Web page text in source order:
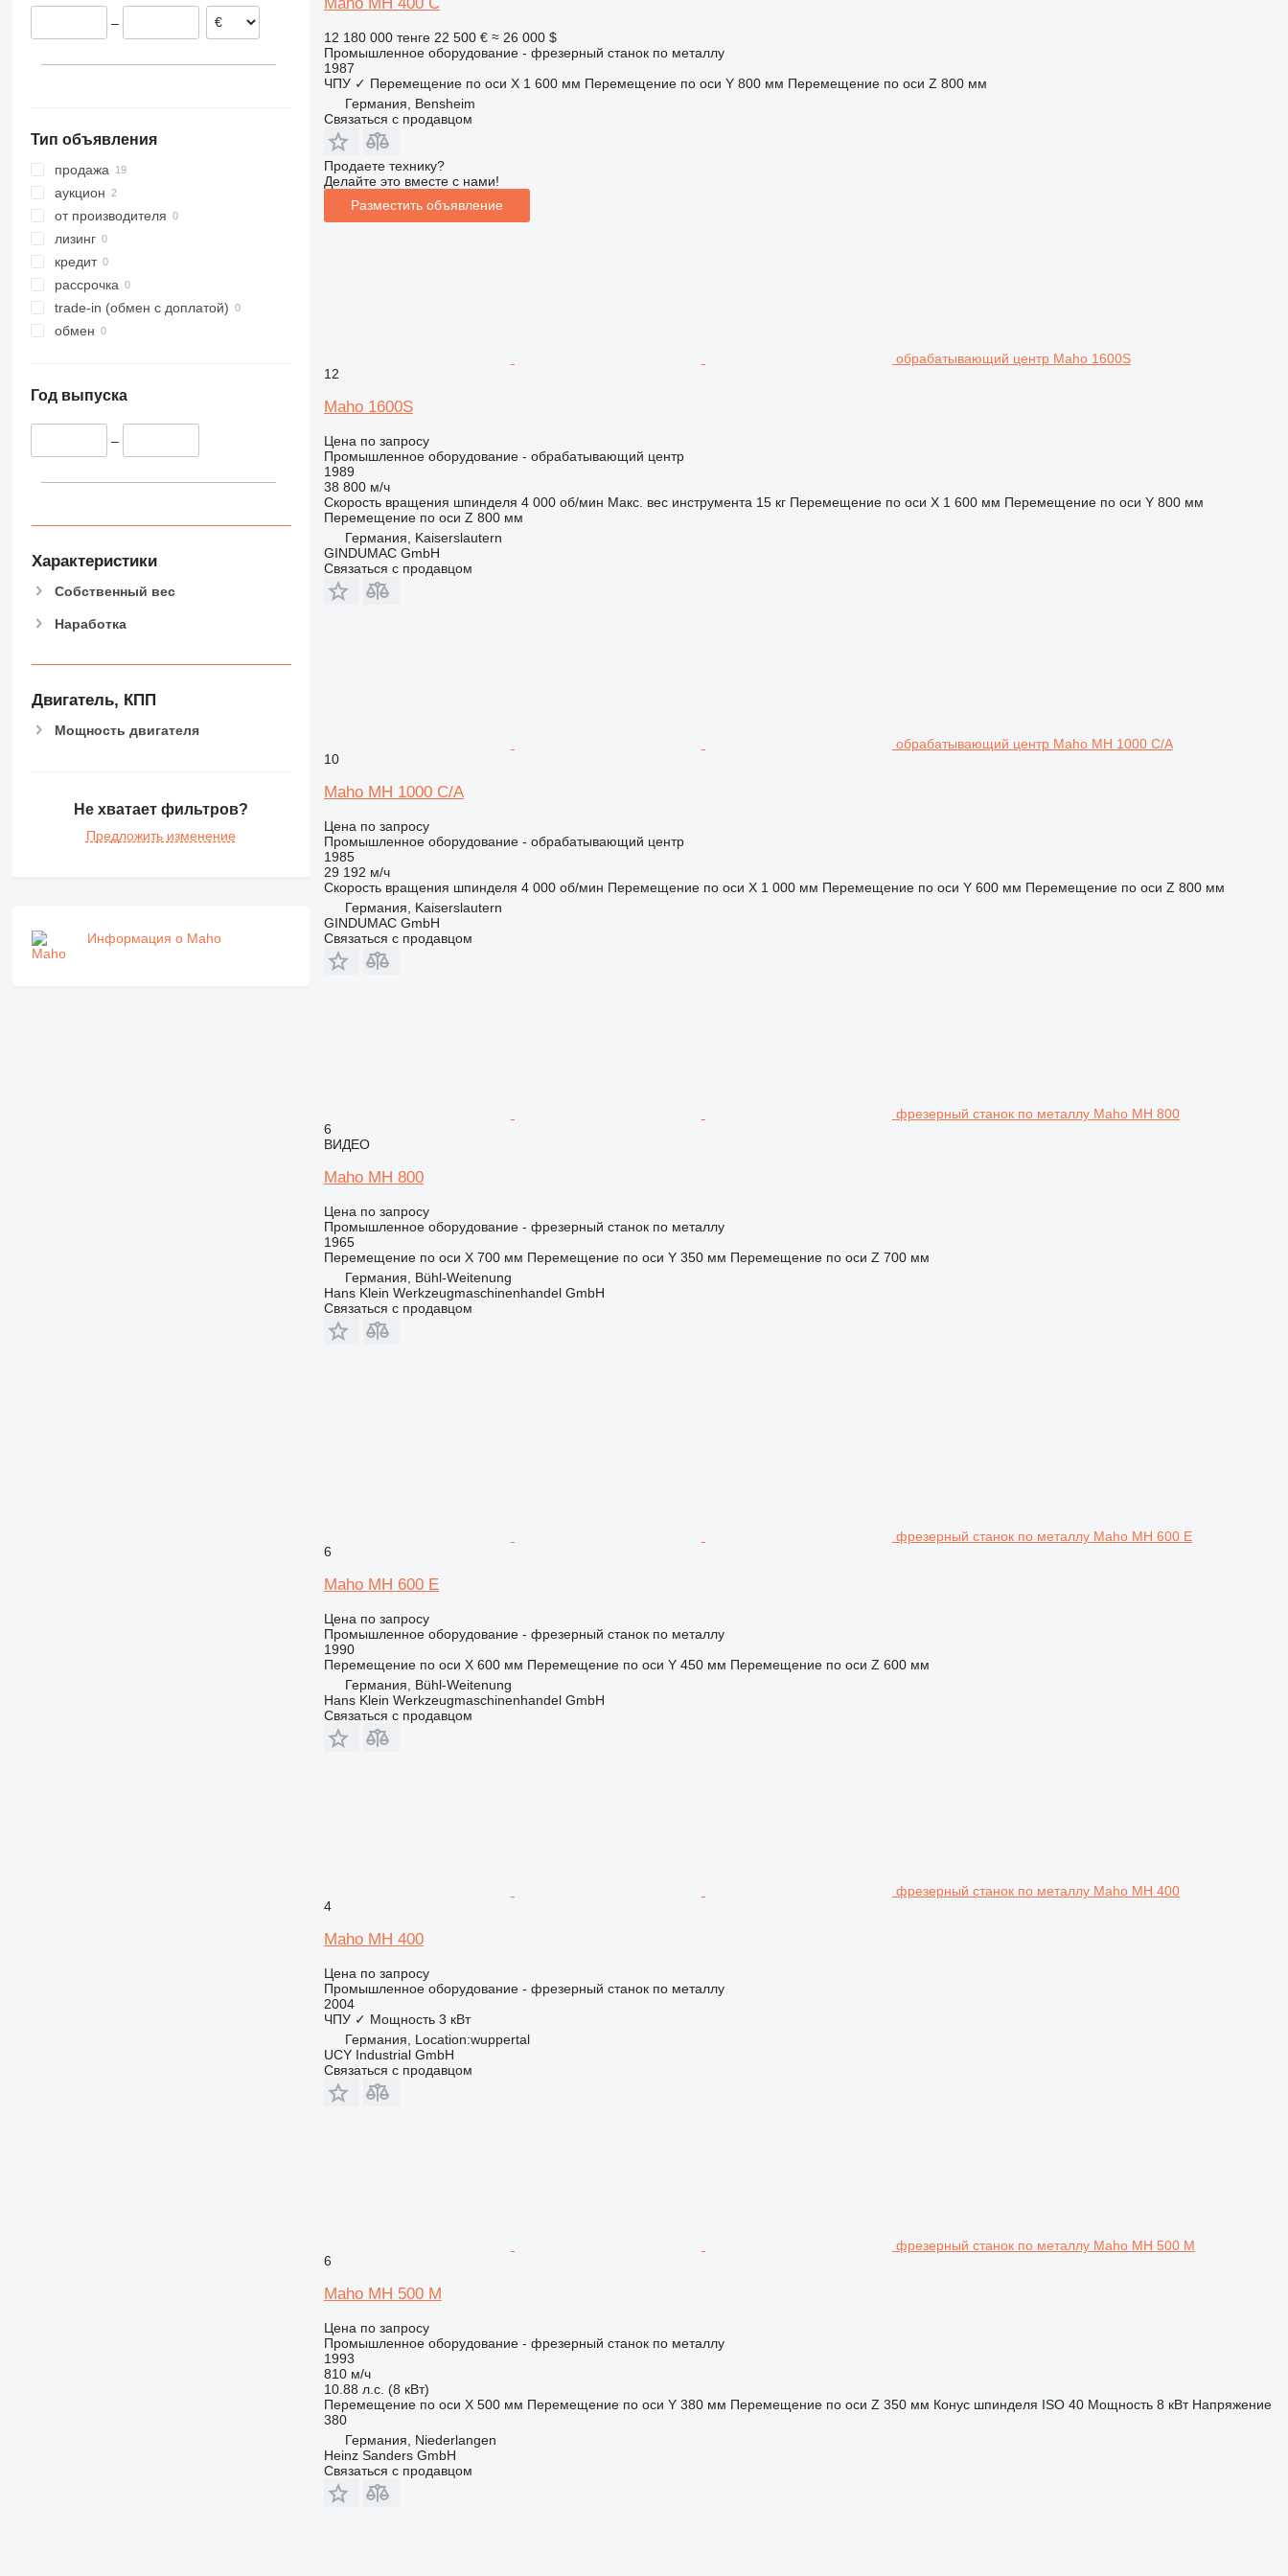
Kaiserslautern
Oldenburg
Швейцария
Словакия
–
Тип объявления
продажа
аукцион
от производителя
лизинг
кредит
рассрочка
trade-in (обмен с доплатой)
обмен
Год выпуска
–
Характеристики
Собственный вес
Наработка
Двигатель, КПП
Мощность двигателя
Не хватает фильтров?
Предложить изменение
Информация о Maho
12 180 000 тенге 22 500 € ≈ 26 000 $
Промышленное оборудование - фрезерный станок по металлу
1987
ЧПУ ✓ Перемещение по оси X 1 600 мм Перемещение по оси Y 800 мм Перемещение по оси Z 800 мм
Германия, Bensheim
Связаться с продавцом
Продаете технику?
Делайте это вместе с нами!
Разместить объявление
обрабатывающий центр Maho 1600S
12
Maho 1600S
Цена по запросу
Промышленное оборудование - обрабатывающий центр
1989
38 800 м/ч
Скорость вращения шпинделя 4 000 об/мин Макс. вес инструмента 15 кг Перемещение по оси X 1 600 мм Перемещение по оси Y 800 мм
Перемещение по оси Z 800 мм
Германия, Kaiserslautern
GINDUMAC GmbH
Связаться с продавцом
обрабатывающий центр Maho MH 1000 C/A
10
Maho MH 1000 C/A
Цена по запросу
Промышленное оборудование - обрабатывающий центр
1985
29 192 м/ч
Скорость вращения шпинделя 4 000 об/мин Перемещение по оси X 1 000 мм Перемещение по оси Y 600 мм Перемещение по оси Z 800 мм
Германия, Kaiserslautern
GINDUMAC GmbH
Связаться с продавцом
фрезерный станок по металлу Maho MH 800
6
ВИДЕО
Maho MH 800
Цена по запросу
Промышленное оборудование - фрезерный станок по металлу
1965
Перемещение по оси X 700 мм Перемещение по оси Y 350 мм Перемещение по оси Z 700 мм
Германия, Bühl-Weitenung
Hans Klein Werkzeugmaschinenhandel GmbH
Связаться с продавцом
фрезерный станок по металлу Maho MH 600 E
6
Maho MH 600 E
Цена по запросу
Промышленное оборудование - фрезерный станок по металлу
1990
Перемещение по оси X 600 мм Перемещение по оси Y 450 мм Перемещение по оси Z 600 мм
Германия, Bühl-Weitenung
Hans Klein Werkzeugmaschinenhandel GmbH
Связаться с продавцом
фрезерный станок по металлу Maho MH 400
4
Maho MH 400
Цена по запросу
Промышленное оборудование - фрезерный станок по металлу
2004
ЧПУ ✓ Мощность 3 кВт
Германия, Location:wuppertal
UCY Industrial GmbH
Связаться с продавцом
фрезерный станок по металлу Maho MH 500 M
6
Maho MH 500 M
Цена по запросу
Промышленное оборудование - фрезерный станок по металлу
1993
810 м/ч
10.88 л.с. (8 кВт)
Перемещение по оси X 500 мм Перемещение по оси Y 380 мм Перемещение по оси Z 350 мм Конус шпинделя ISO 40 Мощность 8 кВт Напряжение
380
Германия, Niederlangen
Heinz Sanders GmbH
Связаться с продавцом